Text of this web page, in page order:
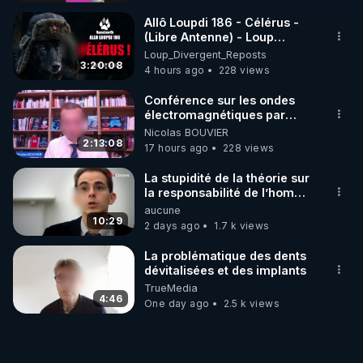
Ce podcast, c’est un appel à la cohérence.
Pas de protocole magique, mais une stratégie
personnalisée, vivante, systémique. Et surtout :
commencez par un vrai état des lieux.
En bonus : un auto-test guidé pour évaluer votre
digestion, vos émonctoires, votre terrain nerveux,
et savoir enfin… par où commencer.
Et pour aller plus loin : le Parcours 7 sur RGNR.tv
→ 9 modules progressifs
→ Auto-tests, grilles de lecture, plans
personnalisés
→ Tout pour accompagner votre foie, et non le
forcer.
3:20:08
Allô Loupdi 186 - Célérus -
(Libre Antenne) - Loup
Divergent 2026.08.06
Loup_Divergent_Reposts
4 hours ago
228 views
2:13:08
Conférence sur les ondes
électromagnétiques par
Grégoire Caustru et Bart de
Wever !
Nicolas BOUVIER
17 hours ago
228 views
10:29
La stupidité de la théorie sur
la responsabilité de l’homme
concernant le dioxyde de
carbone.
aucune
2 days ago
1.7 k views
4:46
La problématique des dents
dévitalisées et des implants
TrueMedia
One day ago
2.5 k views